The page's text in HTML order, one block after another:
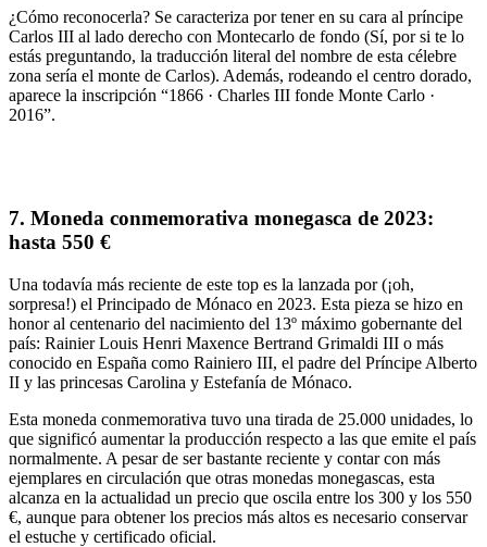
¿Cómo reconocerla? Se caracteriza por tener en su cara al príncipe
Carlos III al lado derecho con Montecarlo de fondo (Sí, por si te lo
estás preguntando, la traducción literal del nombre de esta célebre
zona sería el monte de Carlos). Además, rodeando el centro dorado,
aparece la inscripción “1866 · Charles III fonde Monte Carlo ·
2016”.
7. Moneda conmemorativa monegasca de 2023:
hasta 550 €
Una todavía más reciente de este top es la lanzada por (¡oh,
sorpresa!) el Principado de Mónaco en 2023. Esta pieza se hizo en
honor al centenario del nacimiento del 13º máximo gobernante del
país: Rainier Louis Henri Maxence Bertrand Grimaldi III o más
conocido en España como Rainiero III, el padre del Príncipe Alberto
II y las princesas Carolina y Estefanía de Mónaco.
Esta moneda conmemorativa tuvo una tirada de 25.000 unidades, lo
que significó aumentar la producción respecto a las que emite el país
normalmente. A pesar de ser bastante reciente y contar con más
ejemplares en circulación que otras monedas monegascas, esta
alcanza en la actualidad un precio que oscila entre los 300 y los 550
€, aunque para obtener los precios más altos es necesario conservar
el estuche y certificado oficial.